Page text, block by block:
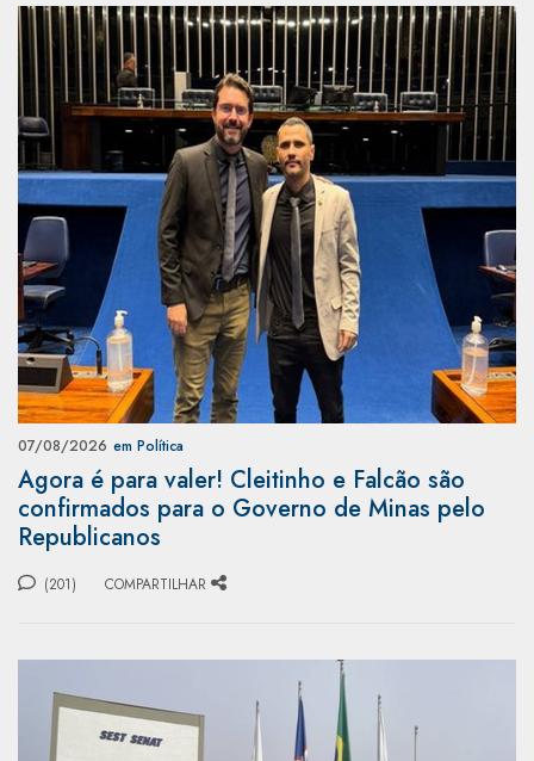
07/08/2026 em Política
Agora é para valer! Cleitinho e Falcão são
confirmados para o Governo de Minas pelo
Republicanos
(201) COMPARTILHAR